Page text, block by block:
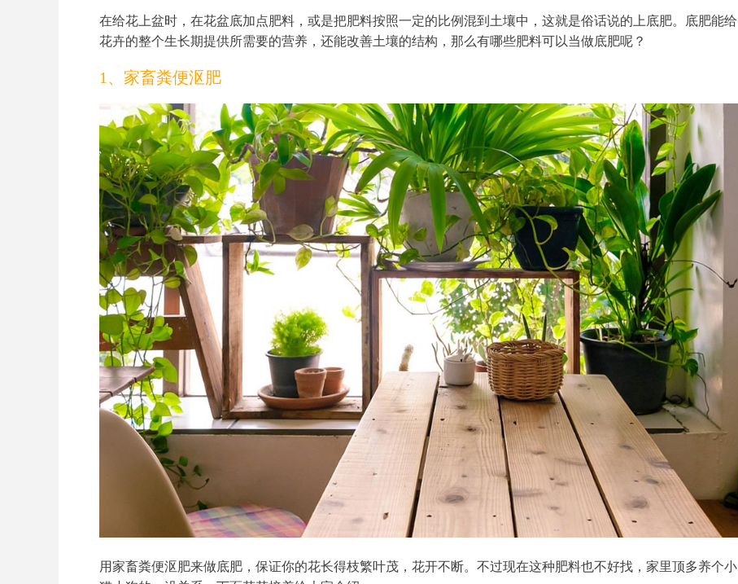
在给花上盆时，在花盆底加点肥料，或是把肥料按照一定的比例混到土壤中，这就是俗话说的上底肥。底肥能给
花卉的整个生长期提供所需要的营养，还能改善土壤的结构，那么有哪些肥料可以当做底肥呢？
1、家畜粪便沤肥
用家畜粪便沤肥来做底肥，保证你的花长得枝繁叶茂，花开不断。不过现在这种肥料也不好找，家里顶多养个小